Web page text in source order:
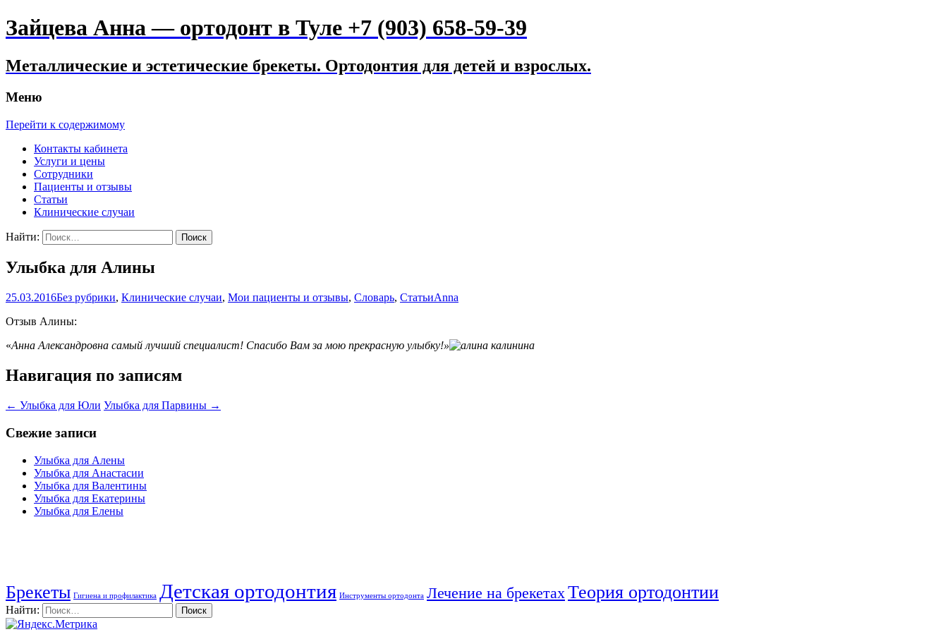
Зайцева Анна — ортодонт в Туле +7 (903) 658-59-39
Металлические и эстетические брекеты. Ортодонтия для детей и взрослых.
Меню
Перейти к содержимому
Контакты кабинета
Услуги и цены
Сотрудники
Пациенты и отзывы
Статьи
Клинические случаи
Найти:
Улыбка для Алины
25.03.2016Без рубрики, Клинические случаи, Мои пациенты и отзывы, Словарь, СтатьиAnna
Отзыв Алины:
«Анна Александровна самый лучший специалист! Спасибо Вам за мою прекрасную улыбку!»
Навигация по записям
← Улыбка для Юли Улыбка для Парвины →
Свежие записи
Улыбка для Алены
Улыбка для Анастасии
Улыбка для Валентины
Улыбка для Екатерины
Улыбка для Елены
Брекеты Гигиена и профилактика Детская ортодонтия Инструменты ортодонта Лечение на брекетахТеория ортодонтии
Найти: